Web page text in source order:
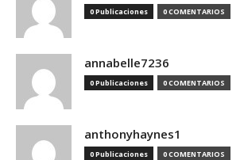
0 Publicaciones 0 COMENTARIOS
annabelle7236
0 Publicaciones 0 COMENTARIOS
anthonyhaynes1
0 Publicaciones 0 COMENTARIOS